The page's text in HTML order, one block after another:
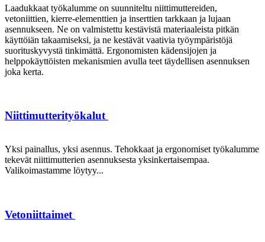
Laadukkaat työkalumme on suunniteltu niittimuttereiden,
vetoniittien, kierre-elementtien ja inserttien tarkkaan ja lujaan
asennukseen. Ne on valmistettu kestävistä materiaaleista pitkän
käyttöiän takaamiseksi, ja ne kestävät vaativia työympäristöjä
suorituskyvystä tinkimättä. Ergonomisten kädensijojen ja
helppokäyttöisten mekanismien avulla teet täydellisen asennuksen
joka kerta.
Niittimutterityökalut
Yksi painallus, yksi asennus. Tehokkaat ja ergonomiset työkalumme
tekevät niittimutterien asennuksesta yksinkertaisempaa.
Valikoimastamme löytyy...
Vetoniittaimet